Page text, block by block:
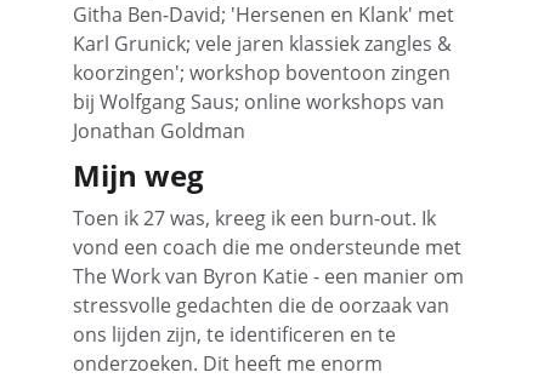
Githa Ben-David; 'Hersenen en Klank' met
Karl Grunick; vele jaren klassiek zangles &
koorzingen'; workshop boventoon zingen
bij Wolfgang Saus; online workshops van
Jonathan Goldman
Toen ik 27 was, kreeg ik een burn-out. Ik
vond een coach die me ondersteunde met
The Work van Byron Katie - een manier om
stressvolle gedachten die de oorzaak van
ons lijden zijn, te identificeren en te
onderzoeken. Dit heeft me enorm
Mijn weg